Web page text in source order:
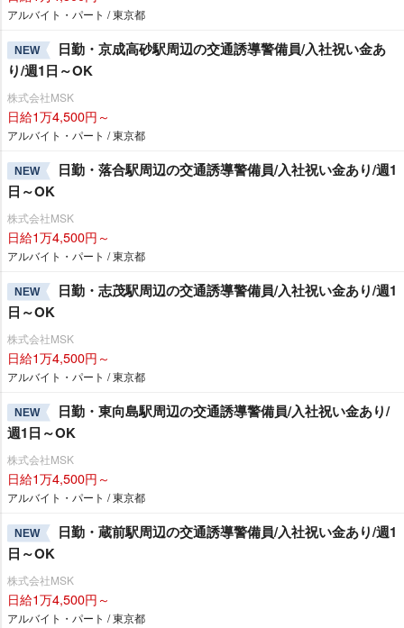
アルバイト・パート / 東京都
NEW
日勤・京成高砂駅周辺の交通誘導警備員/入社祝い金あ
り/週1日～OK
株式会社MSK
日給1万4,500円～
アルバイト・パート / 東京都
NEW
日勤・落合駅周辺の交通誘導警備員/入社祝い金あり/週1
日～OK
株式会社MSK
日給1万4,500円～
アルバイト・パート / 東京都
NEW
日勤・志茂駅周辺の交通誘導警備員/入社祝い金あり/週1
日～OK
株式会社MSK
日給1万4,500円～
アルバイト・パート / 東京都
NEW
日勤・東向島駅周辺の交通誘導警備員/入社祝い金あり/
週1日～OK
株式会社MSK
日給1万4,500円～
アルバイト・パート / 東京都
NEW
日勤・蔵前駅周辺の交通誘導警備員/入社祝い金あり/週1
日～OK
株式会社MSK
日給1万4,500円～
アルバイト・パート / 東京都